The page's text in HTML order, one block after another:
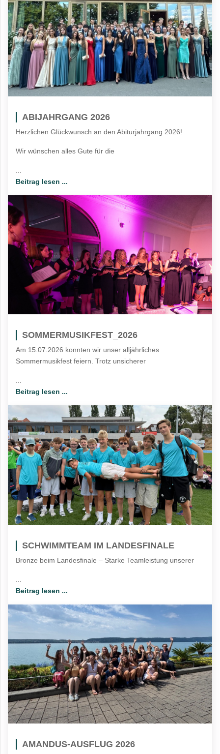
ABIJAHRGANG 2026
Herzlichen Glückwunsch an den Abiturjahrgang 2026!
Wir wünschen alles Gute für die
Beitrag lesen ...
SOMMERMUSIKFEST_2026
Am 15.07.2026 konnten wir unser alljährliches
Sommermusikfest feiern. Trotz unsicherer
...
Beitrag lesen ...
SCHWIMMTEAM IM LANDESFINALE
Bronze beim Landesfinale – Starke Teamleistung unserer
Beitrag lesen ...
AMANDUS-AUSFLUG 2026